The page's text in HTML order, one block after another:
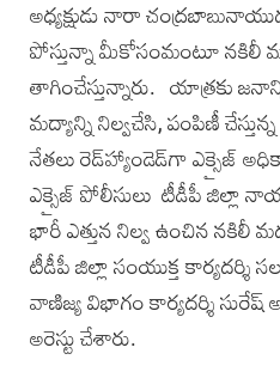
అధ్యక్షుడు నారా
పోస్తున్నా మీకోసంమంటూ నకిలీ
తాగించేస్తున్నారు. యాత్రకు
మద్యాన్ని నిల్వచేసి, పంపిణీ
నేతలు రెడ్‌హ్యాండెడ్‌గా ఎక్సైజ్
ఎక్సైజ్ పోలీసులు టీడీపీ జిల్లా
భారీ ఎత్తున నిల్వ ఉంచిన నకిలీ
టీడీపీ జిల్లా సంయుక్త కార్యదర్శి
వాణిజ్య విభాగం కార్యదర్శి
అరెస్టు చేశారు.